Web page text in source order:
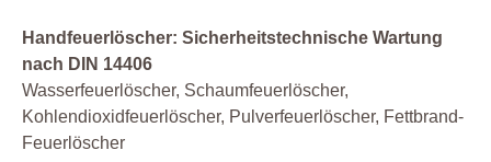
Handfeuerlöscher: Sicherheitstechnische Wartung
nach DIN 14406
Wasserfeuerlöscher, Schaumfeuerlöscher,
Kohlendioxidfeuerlöscher, Pulverfeuerlöscher, Fettbrand-
Feuerlöscher